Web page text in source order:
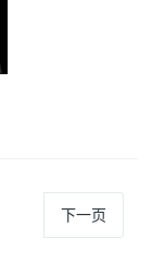
下一页